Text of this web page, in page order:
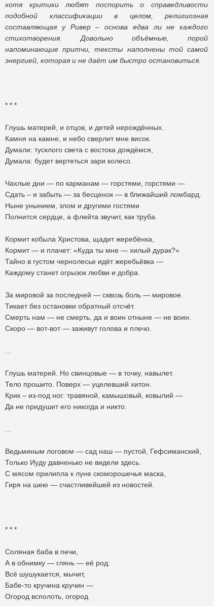
хотя критики любят поспорить о справедливости
подобной классификации в целом, религиозная
составляющая у Ривер – основа едва ли не каждого
стихотворения. Довольно объёмные, порой
напоминающие притчи, тексты наполнены той самой
энергией, которая и не даёт им быстро остановиться.
* * *
Глушь матерей, и отцов, и детей нерождённых.
Камня на камне, и небо сверлит мне висок.
Думали: тусклого света с востока дождёмся,
Думала: будет вертеться зари колесо.
Чахлые дни — по карманам — горстями, горстями —
Сдать – и забыть — за бесценок — в ближайший ломбард.
Ныне унынием, злом и другими гостями
Полнится сердце, а флейта звучит, как труба.
Кормит кобыла Христова, щадит жеребёнка,
Кормит — и плачет: «Куда ты мне — хилый дурак?»
Тайно в густом чернолесье идëт жеребьёвка —
Каждому станет огрызок любви и добра.
За мировой за последней — сквозь боль — мировое.
Тикает без остановки обратный отсчёт.
Смерть нам — не смерть, да и воин отныне — не воин.
Скоро — вот-вот — заживут голова и плечо.
Глушь матерей. Но свинцовые — в точку, навылет.
Тело прошито. Поверх — уцелевший хитон.
Крик – из-под ног: травяной, камышовый, ковылий —
Да не придушит его никогда и никто.
Ведьминым логовом — сад наш — пустой, Гефсиманский,
Только Иуду давненько не видели здесь.
С мясом прилипла к луне скоморошечья маска,
Гиря на шею — счастливейшей из новостей.
* * *
Соляная баба в печи,
А в обнимку — глянь — еë род:
Всё шушукается, мычит,
Бабе-то кручина кручин —
Огород всполоть, огород